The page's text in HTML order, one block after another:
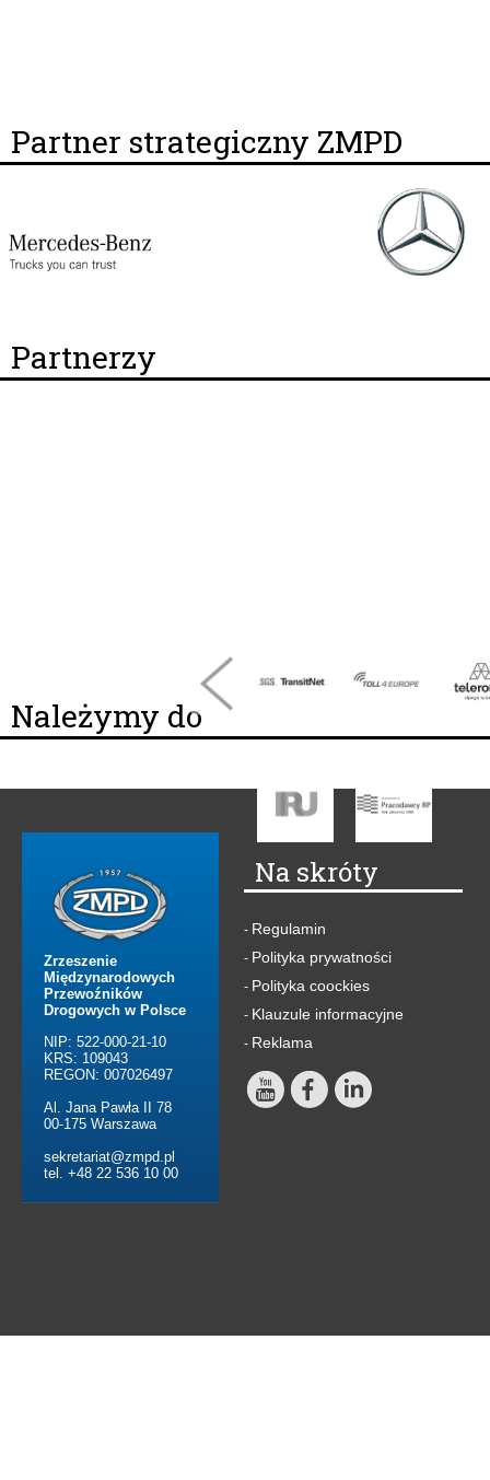
Partner strategiczny ZMPD
Partnerzy
Należymy do
Zrzeszenie
Międzynarodowych
Przewoźników
Drogowych w Polsce
NIP: 522-000-21-10
KRS: 109043
REGON: 007026497
Al. Jana Pawła II 78
00-175 Warszawa
sekretariat@zmpd.pl
tel. +48 22 536 10 00
Na skróty
- Regulamin
- Polityka prywatności
- Polityka coockies
- Klauzule informacyjne
- Reklama